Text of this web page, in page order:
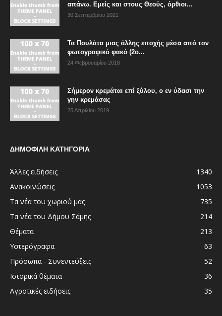
απάνω. Εμείς και στους Θεούς, όρθιοι...
30 Σεπτεμβρίου 2021
Τα Πουλάτα μιας άλλης εποχής μέσα από τον
φωτογραφικό φακό (2ο...
24 Φεβρουαρίου 2018
Σήμερον κρεμάται επί ξύλου, ο εν ύδασι την
γην κρεμάσας
25 Απριλίου 2019
ΔΗΜΟΦΙΛΗ ΚΑΤΗΓΟΡΙΑ
Άλλες ειδήσεις
1340
Ανακοινώσεις
1053
Τα νέα του χωριού μας
735
Τα νέα του Δήμου Σάμης
214
Θέματα
213
Υστερόγραφα
63
Πρόσωπα - Συνεντεύξεις
52
Ιστορικά θέματα
36
Αγροτικές ειδήσεις
35